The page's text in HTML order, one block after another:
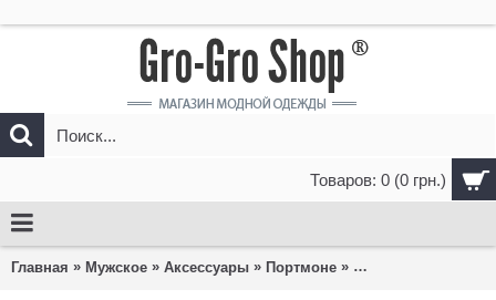
Товаров: 0 (0 грн.)
Главная » Мужское » Аксессуары » Портмоне » Кошелек с